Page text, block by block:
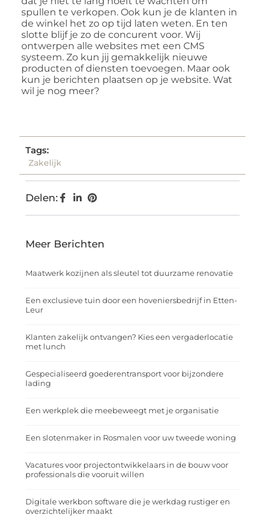
spullen te verkopen. Ook kun je de klanten in
de winkel het zo op tijd laten weten. En ten
slotte blijf je zo de concurent voor. Wij
ontwerpen alle websites met een CMS
systeem. Zo kun jij gemakkelijk nieuwe
producten of diensten toevoegen. Maar ook
kun je berichten plaatsen op je website. Wat
wil je nog meer?
Tags:
Zakelijk
Delen:
Meer Berichten
Maatwerk kozijnen als sleutel tot duurzame renovatie
Een exclusieve tuin door een hoveniersbedrijf in Etten-
Leur
Klanten zakelijk ontvangen? Kies een vergaderlocatie
met lunch
Gespecialiseerd goederentransport voor bijzondere
lading
Een werkplek die meebeweegt met je organisatie
Een slotenmaker in Rosmalen voor uw tweede woning
Vacatures voor projectontwikkelaars in de bouw voor
professionals die vooruit willen
Digitale werkbon software die je werkdag rustiger en
overzichtelijker maakt